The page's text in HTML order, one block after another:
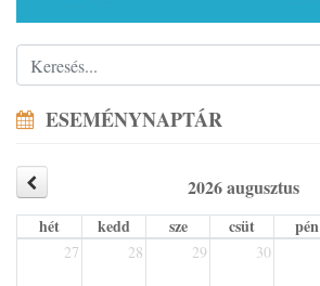
ESEMÉNYNAPTÁR
2026 augusztus
hét kedd sze csüt pén
27 28 29 30